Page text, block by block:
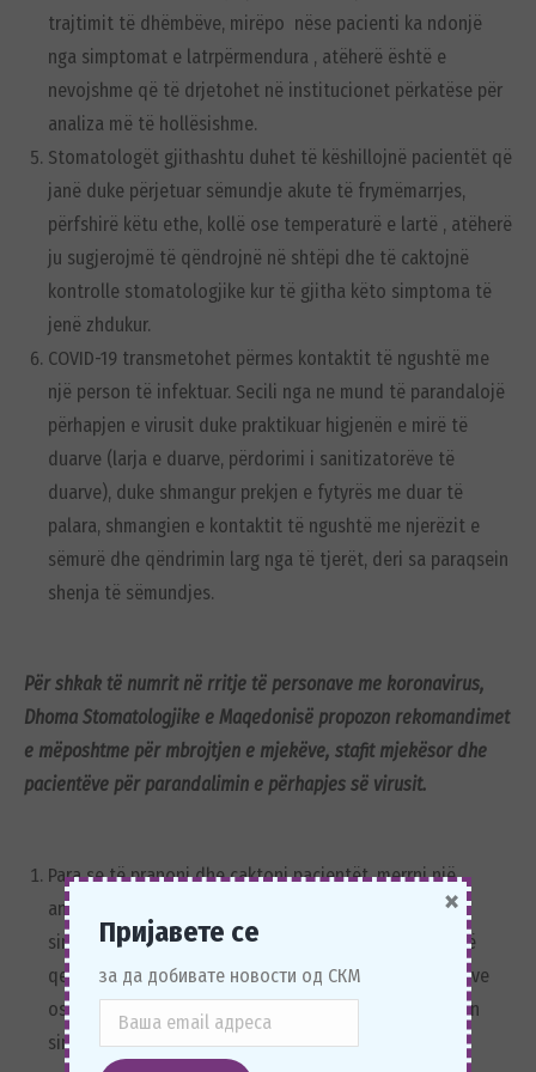
trajtimit të dhëmbëve, mirëpo nëse pacienti ka ndonjë
nga simptomat e latrpërmendura , atëherë është e
nevojshme që të drjetohet në institucionet përkatëse për
analiza më të hollësishme.
Stomatologët gjithashtu duhet të këshillojnë pacientët që
janë duke përjetuar sëmundje akute të frymëmarrjes,
përfshirë këtu ethe, kollë ose temperaturë e lartë , atëherë
ju sugjerojmë të qëndrojnë në shtëpi dhe të caktojnë
kontrolle stomatologjike kur të gjitha këto simptoma të
jenë zhdukur.
COVID-19 transmetohet përmes kontaktit të ngushtë me
një person të infektuar. Secili nga ne mund të parandalojë
përhapjen e virusit duke praktikuar higjenën e mirë të
duarve (larja e duarve, përdorimi i sanitizatorëve të
duarve), duke shmangur prekjen e fytyrës me duar të
palara, shmangien e kontaktit të ngushtë me njerëzit e
sëmurë dhe qëndrimin larg nga të tjerët, deri sa paraqsein
shenja të sëmundjes.
Për shkak të numrit në rritje të personave me koronavirus,
Dhoma Stomatologjike e Maqedonisë propozon rekomandimet
e mëposhtme për mbrojtjen e mjekëve, stafit mjekësor dhe
pacientëve për parandalimin e përhapjes së virusit.
Para se të pranoni dhe caktoni pacientët, merrni një
anamnezë të shkurtër nëse pacientët kanë ndonjë
simptomë të ftohjes së zakonshme dhe nëse ata kanë
qenë në zonën ku virusi është prezent me raste pozitive
ose kanë qenë në kontakt me pacientë të cilët shfaqin
simptoma të sëmundjes.
Пријавете се
за да добивате новости од СКМ
×